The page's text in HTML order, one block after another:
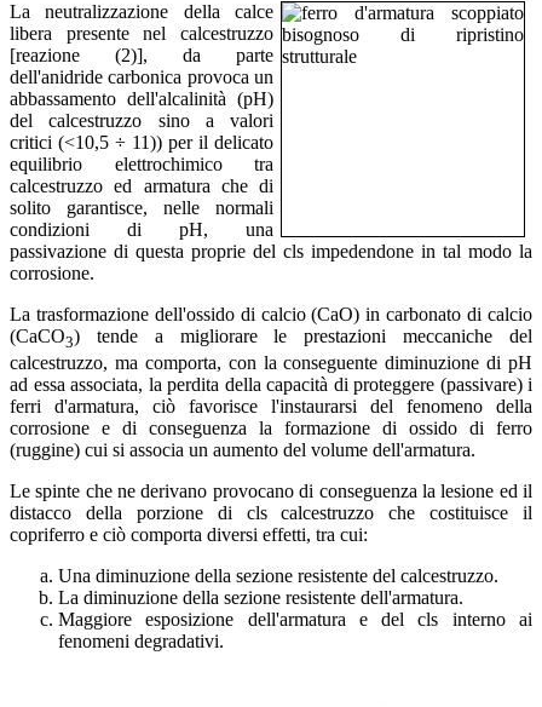
La neutralizzazione della calce
libera presente nel calcestruzzo
[reazione (2)], da parte
dell'anidride carbonica provoca un
abbassamento dell'alcalinità (pH)
del calcestruzzo sino a valori
critici (<10,5 ÷ 11)) per il delicato
equilibrio elettrochimico tra
calcestruzzo ed armatura che di
solito garantisce, nelle normali
condizioni di pH, una
passivazione di questa proprie del cls impedendone in tal modo la
corrosione.
La trasformazione dell'ossido di calcio (CaO) in carbonato di calcio
(CaCO3) tende a migliorare le prestazioni meccaniche del
calcestruzzo, ma comporta, con la conseguente diminuzione di pH
ad essa associata, la perdita della capacità di proteggere (passivare) i
ferri d'armatura, ciò favorisce l'instaurarsi del fenomeno della
corrosione e di conseguenza la formazione di ossido di ferro
(ruggine) cui si associa un aumento del volume dell'armatura.
Le spinte che ne derivano provocano di conseguenza la lesione ed il
distacco della porzione di cls calcestruzzo che costituisce il
copriferro e ciò comporta diversi effetti, tra cui:
Una diminuzione della sezione resistente del calcestruzzo.
La diminuzione della sezione resistente dell'armatura.
Maggiore esposizione dell'armatura e del cls interno ai
fenomeni degradativi.